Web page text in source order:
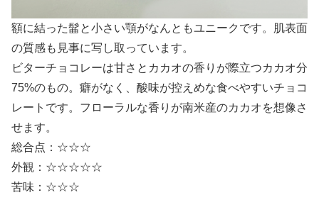
額に結った髷と小さい顎がなんともユニークです。肌表面
の質感も見事に写し取っています。
ビターチョコレーは甘さとカカオの香りが際立つカカオ分
75%のもの。癖がなく、酸味が控えめな食べやすいチョコ
レートです。フローラルな香りが南米産のカカオを想像さ
せます。
総合点：☆☆☆
外観：☆☆☆☆☆
苦味：☆☆☆